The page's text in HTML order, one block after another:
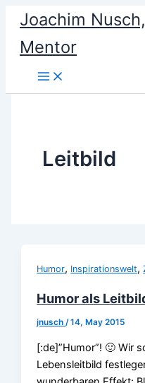
content
Joachim
Mentor
Leitbild
Humor, Inspirationswelt,
Humor als
jnusch/14, May 2015
[:de]”Humor”! 🙂 Wir
Lebensleitbild